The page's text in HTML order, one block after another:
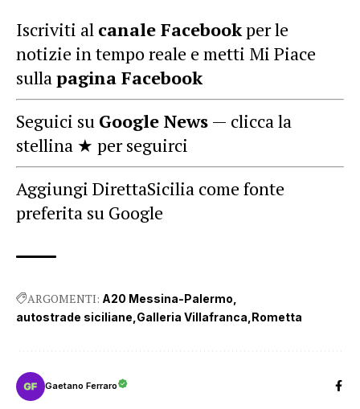
Iscriviti al canale Facebookper le
notizie in tempo reale e metti Mi Piace
sullapagina Facebook
Seguici su Google News — clicca la
stellina ★ per seguirci
Aggiungi DirettaSicilia come fonte
preferita su Google
ARGOMENTI: A20 Messina-Palermo
autostrade siciliane Galleria Villafranca Rometta
Gaetano Ferraro